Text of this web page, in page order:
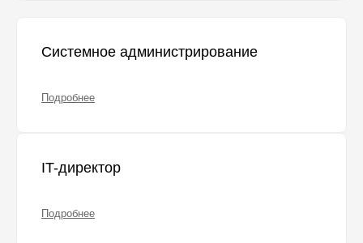
Системное администрирование
Подробнее
IT-директор
Подробнее